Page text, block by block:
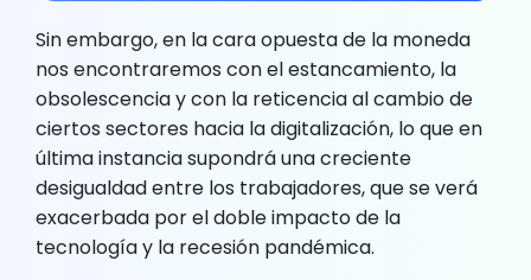
Sin embargo, en la cara opuesta de la moneda
nos encontraremos con el estancamiento, la
obsolescencia y con la reticencia al cambio de
ciertos sectores hacia la digitalización, lo que en
última instancia supondrá una creciente
desigualdad entre los trabajadores, que se verá
exacerbada por el doble impacto de la
tecnología y la recesión pandémica.